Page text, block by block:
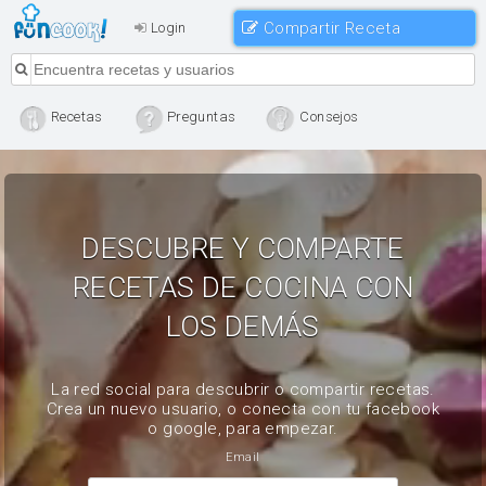
Login
Recetas Preguntas Consejos
DESCUBRE Y COMPARTE
RECETAS DE COCINA CON
LOS DEMÁS
La red social para descubrir o compartir recetas.
Crea un nuevo usuario, o conecta con tu facebook
o google, para empezar.
Email
Compartir Receta